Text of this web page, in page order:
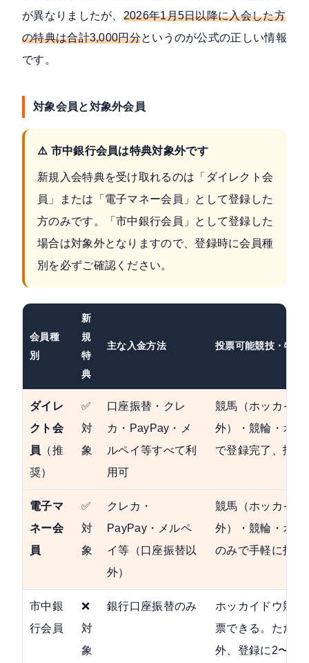
が異なりましたが、 2026年1月5日以降に入会した方
の特典は合計3,000円分というのが公式の正しい情報
です。
対象会員と対象外会員
⚠️ 市中銀行会員は特典対象外です
新規入会特典を受け取れるのは「ダイレクト会
員」または「電子マネー会員」として登録した
方のみです。「市中銀行会員」として登録した
場合は対象外となりますので、登録時に会員種
別を必ずご確認ください。
会員種
別
新
規
特
典
主な入金方法 投票可能競技・特徴
ダイレ
クト会
員 （推
奨）
✅
対
象
口座振替・クレ
カ・PayPay・メ
ルペイ等すべて利
用可
競馬（ホッカイド
外）・競輪・オ
で登録完了、払
電子マ
ネー会
員
✅
対
象
クレカ・
PayPay・メルペ
イ等（口座振替以
外）
競馬（ホッカイド
外）・競輪・オ
のみで手軽に投票
市中銀
行会員
❌
対
象
銀行口座振替のみ
ホッカイドウ競
票できる。ただ
外、登録に2〜4